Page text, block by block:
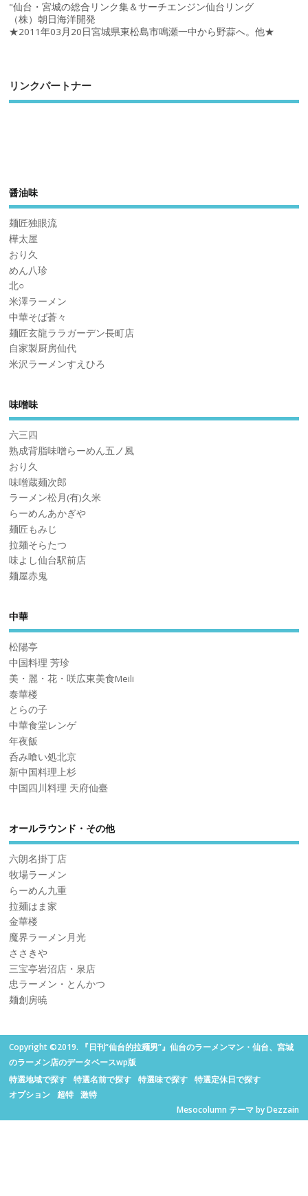
"仙台・宮城の総合リンク集＆サーチエンジン仙台リング
（株）朝日海洋開発
★2011年03月20日宮城県東松島市鳴瀬一中から野蒜へ。他★
リンクパートナー
醤油味
麺匠独眼流
樺太屋
おり久
めん八珍
北○
米澤ラーメン
中華そば蒼々
麺匠玄龍ララガーデン長町店
自家製厨房仙代
米沢ラーメンすえひろ
味噌味
六三四
熟成背脂味噌らーめん五ノ風
おり久
味噌蔵麺次郎
ラーメン松月(有)久米
らーめんあかぎや
麺匠もみじ
拉麺そらたつ
味よし仙台駅前店
麺屋赤鬼
中華
松陽亭
中国料理 芳珍
美・麗・花・咲広東美食Meili
泰華楼
とらの子
中華食堂レンゲ
年夜飯
呑み喰い処北京
新中国料理上杉
中国四川料理 天府仙臺
オールラウンド・その他
六朗名掛丁店
牧場ラーメン
らーめん九重
拉麺はま家
金華楼
魔界ラーメン月光
ささきや
三宝亭岩沼店・泉店
忠ラーメン・とんかつ
麺創房暁
Copyright ©2019. 『日刊“仙台的拉麺男”』仙台のラーメンマン・仙台、宮城
のラーメン店のデータベースwp版
特選地域で探す
特選名前で探す 特選味で探す
特選定休日で探す
オプション
超特 激特
Mesocolumn テーマ by Dezzain